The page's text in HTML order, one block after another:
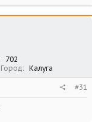
702
Город Калуга
#31